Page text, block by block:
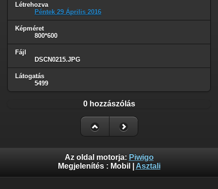
Létrehozva
Péntek 29 Április 2016
Képméret
800*600
Fájl
DSCN0215.JPG
Látogatás
5499
0 hozzászólás
Az oldal motorja: Piwigo
Megjelenítés : Mobil Asztali